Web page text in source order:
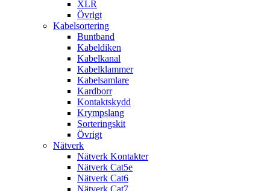
XLR
Övrigt
Kabelsortering
Buntband
Kabeldiken
Kabelkanal
Kabelklammer
Kabelsamlare
Kardborr
Kontaktskydd
Krympslang
Sorteringskit
Övrigt
Nätverk
Nätverk Kontakter
Nätverk Cat5e
Nätverk Cat6
Nätverk Cat7